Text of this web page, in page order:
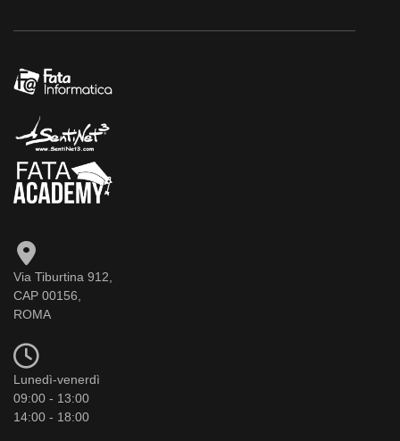
Via Tiburtina 912,
CAP 00156,
ROMA
Lunedì-venerdì
09:00 - 13:00
14:00 - 18:00